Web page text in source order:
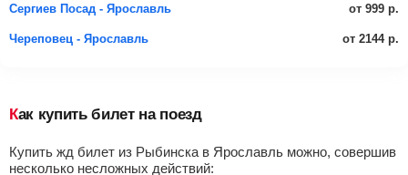
Сергиев Посад - Ярославль от 999 р.
Череповец - Ярославль от 2144 р.
Как купить билет на поезд
Купить жд билет из Рыбинска в Ярославль можно, совершив
несколько несложных действий: